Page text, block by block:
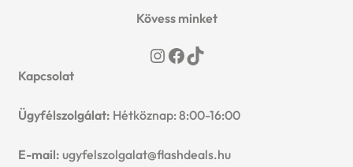
Kövess minket
Instagram
Facebook
TikTok
Kapcsolat
Ügyfélszolgálat: Hétköznap: 8:00-16:00
E-mail: ugyfelszolgalat@flashdeals.hu